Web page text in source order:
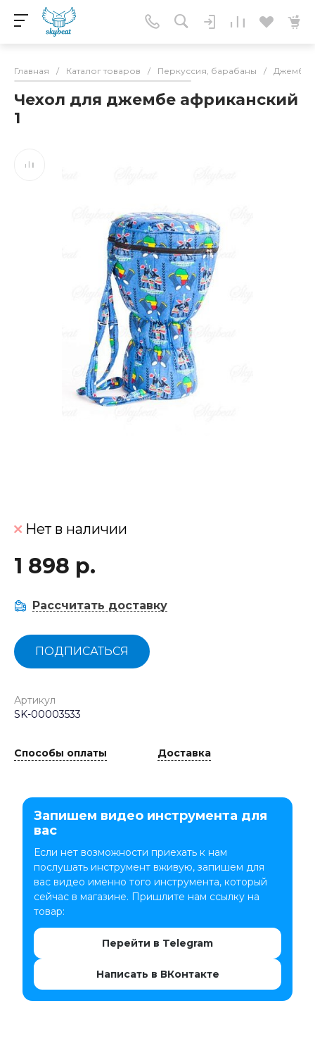
Главная / Каталог товаров / Перкуссия, барабаны / Джембе
Чехол для джембе африканский
1
Нет в наличии
1 898 р.
Рассчитать доставку
ПОДПИСАТЬСЯ
Артикул
SK-00003533
Способы оплаты Доставка
Запишем видео инструмента для
вас
Если нет возможности приехать к нам
послушать инструмент вживую, запишем для
вас видео именно того инструмента, который
сейчас в магазине. Пришлите нам ссылку на
товар:
Перейти в Telegram
Написать в ВКонтакте